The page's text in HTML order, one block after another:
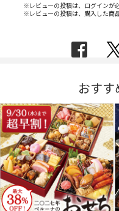
※レビューの投稿は、ログインが必
※レビューの投稿は、購入した商
おすす